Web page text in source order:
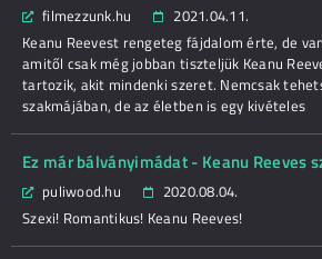
filmezzunk.hu
2021.04.11.
Keanu Reevest rengeteg fájdalom érte, de
amitől csak még jobban tiszteljük Keanu
tartozik, akit mindenki szeret. Nemcsak
szakmájában, de az életben is egy kivételes
Ez már bálványimádat - Keanu Reeves
puliwood.hu
2020.08.04.
Szexi! Romantikus! Keanu Reeves!